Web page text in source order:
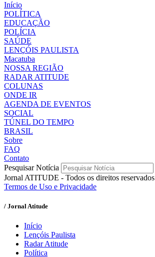
Início
POLÍTICA
EDUCAÇÃO
POLÍCIA
SAÚDE
LENÇÓIS PAULISTA
Macatuba
NOSSA REGIÃO
RADAR ATITUDE
COLUNAS
ONDE IR
AGENDA DE EVENTOS
SOCIAL
TÚNEL DO TEMPO
BRASIL
Sobre
FAQ
Contato
Pesquisar Notícia
Jornal ATITUDE - Todos os direitos reservados
Termos de Uso e Privacidade
/ Jornal Atitude
Início
Lençóis Paulista
Radar Atitude
Política